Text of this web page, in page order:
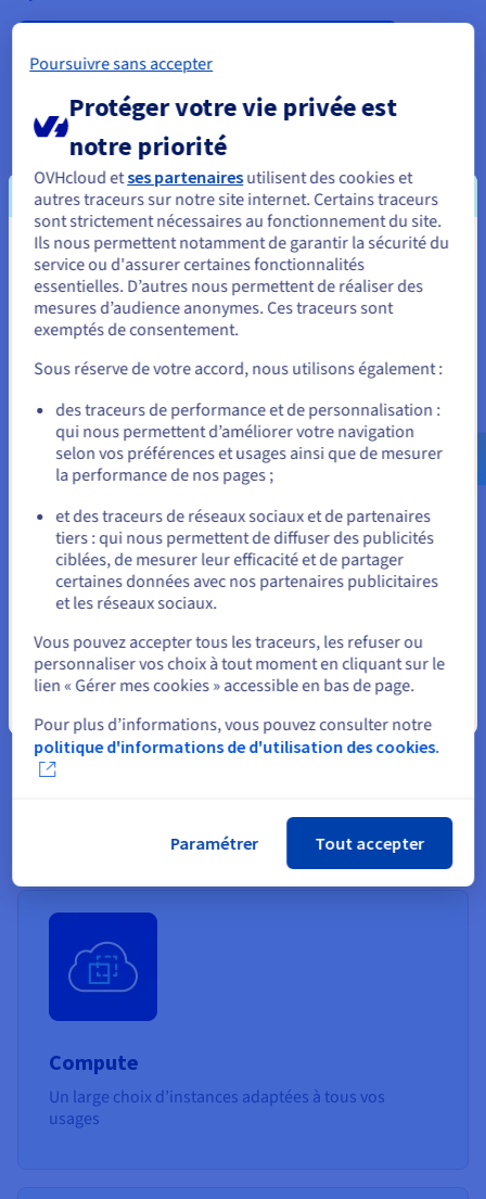
Certifications visées
SecNumCloud
Les services cloud obtenant le Visa de sécurité de l’ANSSI
pour sa qualification SecNumCloud 3.2 sont dits« cloud de
confiance »
.
Certification des Hébergeurs de Données de Santé (HDS)
Certification de l'Agence du Numérique en Santé Française
(ANS) pour l'hébergement des données de santé.
PCI-DSS
Certification pour protéger les informations relatives aux
cartes de paiement.
En savoir plus sur nos certifications
Services disponibles
Compute
Un large choix d’instances adaptées à tous vos
usages
Vous semblez être localisé en États-
Unis.
Pour commander, rendez-vous sur le site de votre pays (États-
Allez sur le site États-Unis
us.ovhcloud.com/
Anglais USD - $
ou
Rester sur le site actuel
Sélectionner un autre site web
Poursuivre sans accepter
Protéger votre vie privée est
notre priorité
OVHcloud etses partenairesutilisent des cookies et
autres traceurs sur notre site internet. Certains traceurs
sont strictement nécessaires au fonctionnement du site.
Ils nous permettent notamment de garantir la sécurité du
service ou d'assurer certaines fonctionnalités
essentielles. D’autres nous permettent de réaliser des
mesures d’audience anonymes. Ces traceurs sont
exemptés de consentement.
Sous réserve de votre accord, nous utilisons également :
des traceurs de performance et de personnalisation :
qui nous permettent d’améliorer votre navigation
selon vos préférences et usages ainsi que de mesurer
la performance de nos pages ;
et des traceurs de réseaux sociaux et de partenaires
tiers : qui nous permettent de diffuser des publicités
ciblées, de mesurer leur efficacité et de partager
certaines données avec nos partenaires publicitaires
et les réseaux sociaux.
Vous pouvez accepter tous les traceurs, les refuser ou
personnaliser vos choix à tout moment en cliquant sur le
lien « Gérer mes cookies » accessible en bas de page.
Pour plus d’informations, vous pouvez consulter notre
politique d'informations de d'utilisation des cookies.
Paramétrer Tout accepter